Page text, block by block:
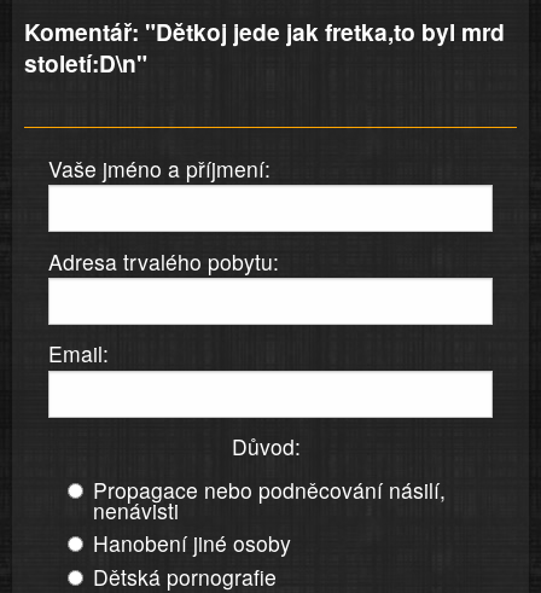
Komentář: "Dětkoj jede jak fretka,to byl mrd
století:D\n"
Vaše jméno a příjmení:
Adresa trvalého pobytu:
Email:
Důvod:
Propagace nebo podněcování násilí,
nenávisti
Hanobení jiné osoby
Dětská pornografie